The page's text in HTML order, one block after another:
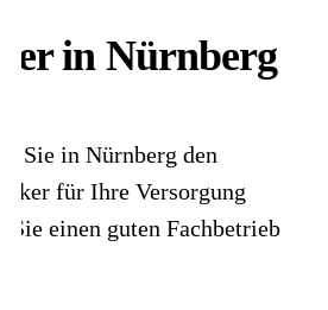
in Nürnberg
Sie in Nürnberg den
für Ihre Versorgung
Sie einen guten Fachbetrieb